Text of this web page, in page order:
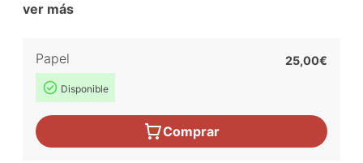
ver más
Papel
Disponible
25,00€
Comprar